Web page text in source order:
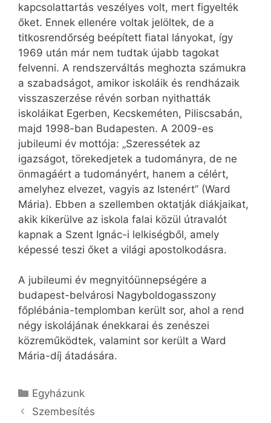
kapcsolattartás veszélyes volt, mert figyelték
őket. Ennek ellenére voltak jelöltek, de a
titkosrendőrség beépített fiatal lányokat, így
1969 után már nem tudtak újabb tagokat
felvenni. A rendszerváltás meghozta számukra
a szabadságot, amikor iskoláik és rendházaik
visszaszerzése révén sorban nyithatták
iskoláikat Egerben, Kecskeméten, Piliscsabán,
majd 1998-ban Budapesten. A 2009-es
jubileumi év mottója: „Szeressétek az
igazságot, törekedjetek a tudományra, de ne
önmagáért a tudományért, hanem a célért,
amelyhez elvezet, vagyis az Istenért” (Ward
Mária). Ebben a szellemben oktatják diákjaikat,
akik kikerülve az iskola falai közül útravalót
kapnak a Szent Ignác-i lelkiségből, amely
képessé teszi őket a világi apostolkodásra.
A jubileumi év megnyitóünnepségére a
budapest-belvárosi Nagyboldogasszony
főplébánia-templomban került sor, ahol a rend
négy iskolájának énekkarai és zenészei
közreműködtek, valamint sor került a Ward
Mária-díj átadására.
Kategória
Egyházunk
Szembesítés